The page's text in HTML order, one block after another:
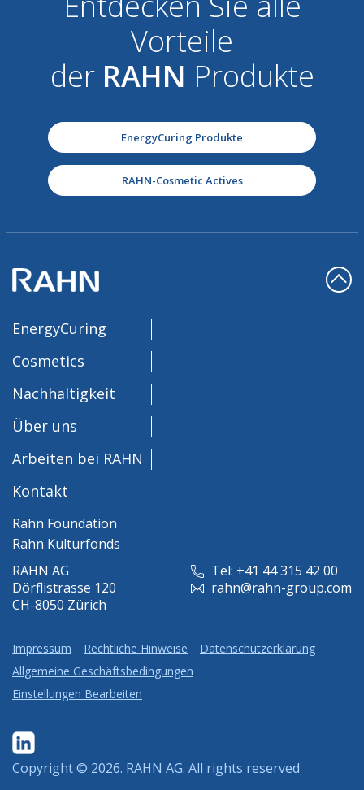
Vorteile
der RAHN Produkte
EnergyCuring Produkte
RAHN-Cosmetic Actives
RAHN AG
Dörflistrasse 120
CH-8050 Zürich
Tel: +41 44 315 42 00
rahn@rahn-group.com
EnergyCuring
Cosmetics
Nachhaltigkeit
Über uns
Arbeiten bei RAHN
Kontakt
Rahn Foundation
Rahn Kulturfonds
Impressum Rechtliche Hinweise
Datenschutzerklärung
Allgemeine Geschäftsbedingungen
Einstellungen Bearbeiten
Copyright © 2026. RAHN AG. All rights reserved